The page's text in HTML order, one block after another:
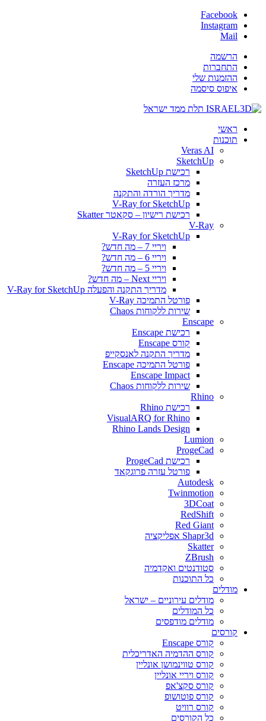
Facebook
Instagram
Mail
הרשמה
התחברות
ההזמנות שלי
איפוס סיסמה
ראשי
תוכנות
Veras AI
SketchUp
רכישת SketchUp
מרכז העזרה
מדריך הורדה והתקנה
V-Ray for SketchUp
רכישת רישיון – סקאטר Skatter
V-Ray
V-Ray for SketchUp
ויריי 7 – מה חדש?
ויריי 6 – מה חדש?
ויריי 5 – מה חדש?
ויריי Next – מה חדש?
מדריך התקנה והפעלה V-Ray for SketchUp
פורטל התמיכה V-Ray
שירות ללקוחות Chaos
Enscape
רכישת Enscape
קורס Enscape
מדריך התקנה לאנסקייפ
פורטל התמיכה Enscape
Enscape Impact
שירות ללקוחות Chaos
Rhino
רכישת Rhino
VisualARQ for Rhino
Rhino Lands Design
Lumion
ProgeCad
רכישת ProgeCad
פורטל עזרה פרוגקאד
Autodesk
Twinmotion
3DCoat
RedShift
Red Giant
Shapr3d אפליקציה
Skatter
ZBrush
סטודנטים ואקדמיה
כל התוכנות
מודלים
מודלים עירוניים – ישראל
כל המודלים
מודלים מודפסים
קורסים
קורס Enscape
קורס ההדמיה האדריכלית
קורס טווינמושן אונליין
קורס ויריי אונליין
קורס סקצ'אפ
קורס פוטושופ
קורס רוויט
כל הקורסים